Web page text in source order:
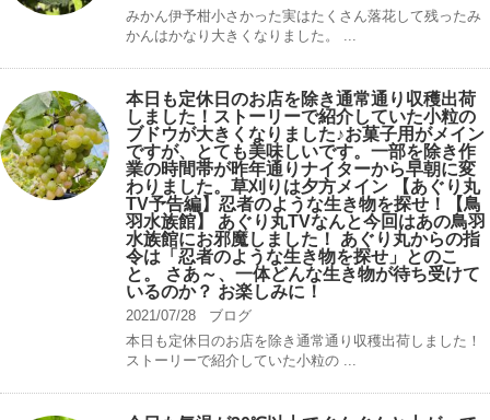
みかん伊予柑小さかった実はたくさん落花して残ったみ
かんはかなり大きくなりました。 ...
本日も定休日のお店を除き通常通り収穫出荷
しました！ストーリーで紹介していた小粒の
ブドウが大きくなりました♪お菓子用がメイン
ですが、とても美味しいです。一部を除き作
業の時間帯が昨年通りナイターから早朝に変
わりました。草刈りは夕方メイン 【あぐり丸
TV予告編】忍者のような生き物を探せ！【鳥
羽水族館】 あぐり丸TVなんと今回はあの鳥羽
水族館にお邪魔しました！ あぐり丸からの指
令は「忍者のような生き物を探せ」とのこ
と。 さあ～、一体どんな生き物が待ち受けて
いるのか？ お楽しみに！
2021/07/28
ブログ
本日も定休日のお店を除き通常通り収穫出荷しました！
ストーリーで紹介していた小粒の ...